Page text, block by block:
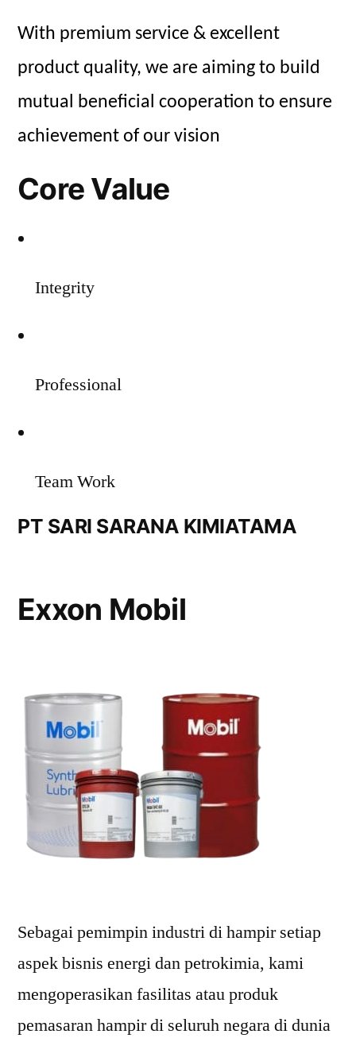
With premium service & excellent
product quality, we are aiming to build
mutual beneficial cooperation to ensure
achievement of our vision
Core Value
Integrity
Professional
Team Work
PT SARI SARANA KIMIATAMA
Exxon Mobil
Sebagai pemimpin industri di hampir setiap
aspek bisnis energi dan petrokimia, kami
mengoperasikan fasilitas atau produk
pemasaran hampir di seluruh negara di dunia